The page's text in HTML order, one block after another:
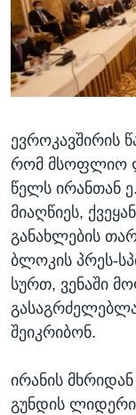
ᲡᲢᲣᲓᲘᲐ
ᲔᲙᲝᲜᲝᲛᲘᲙᲐ
ᲯᲐᲜᲛᲠᲗᲔᲚᲝᲑᲐ
ᲛᲔᲪᲜᲘᲔᲠᲔᲑᲐ
ᲙᲣᲚᲢᲣᲠᲐ
ᲒᲐᲚᲘᲚᲔᲝ
ᲓᲔᲖᲘᲜᲤᲝᲠᲛᲐᲪᲘᲐ
Learning English
ᲗᲕᲐᲚᲘ ᲒᲕᲐᲓᲔᲕᲜᲔᲗ
ენები
ევროკავშირის
რომ მსოფლიო
წელს ირანთან
მიაღწიეს,
განახლების
ბლოკის პრეს-
სურთ, ვენაში
შეიკრიბონ.
ირანის
გუნდის